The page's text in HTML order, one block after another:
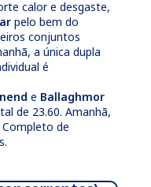
calor e desgaste,
pelo bem do
conjuntos
a única dupla
é
e Ballaghmor
de 23.60. Amanhã,
Completo de